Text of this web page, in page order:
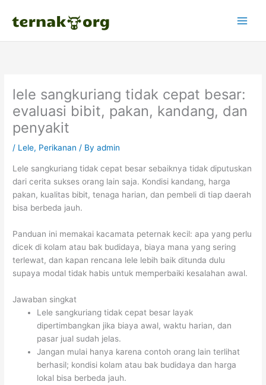
lele sangkuriang tidak cepat besar:
evaluasi bibit, pakan, kandang, dan
penyakit
/ Lele, Perikanan / Byadmin
Lele sangkuriang tidak cepat besar sebaiknya tidak diputuskan
dari cerita sukses orang lain saja. Kondisi kandang, harga
pakan, kualitas bibit, tenaga harian, dan pembeli di tiap daerah
bisa berbeda jauh.
Panduan ini memakai kacamata peternak kecil: apa yang perlu
dicek di kolam atau bak budidaya, biaya mana yang sering
terlewat, dan kapan rencana lele lebih baik ditunda dulu
supaya modal tidak habis untuk memperbaiki kesalahan awal.
Jawaban singkat
Lele sangkuriang tidak cepat besar layak
dipertimbangkan jika biaya awal, waktu harian, dan
pasar jual sudah jelas.
Jangan mulai hanya karena contoh orang lain terlihat
berhasil; kondisi kolam atau bak budidaya dan harga
lokal bisa berbeda jauh.